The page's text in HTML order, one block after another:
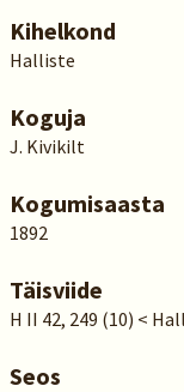
Kihelkond
Halliste
Koguja
J. Kivikilt
Kogumisaasta
1892
Täisviide
H II 42, 249 (10) <
Seos